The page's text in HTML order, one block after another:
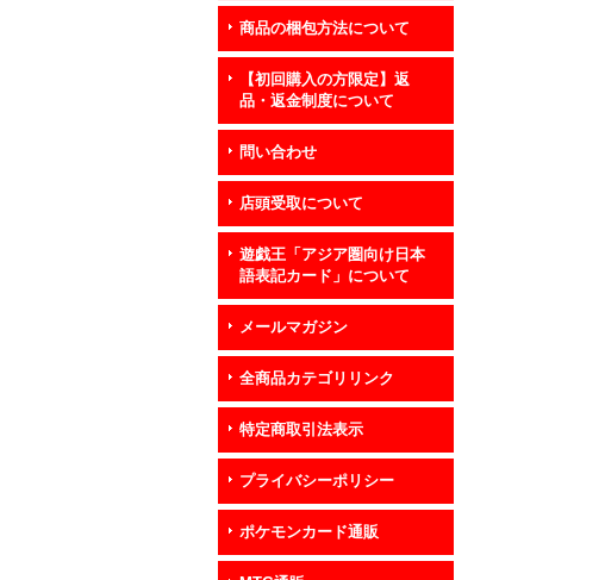
商品の梱包方法について
【初回購入の方限定】返
品・返金制度について
問い合わせ
店頭受取について
遊戯王「アジア圏向け日本
語表記カード」について
メールマガジン
全商品カテゴリリンク
特定商取引法表示
プライバシーポリシー
ポケモンカード通販